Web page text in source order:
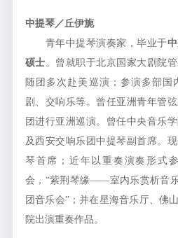
中提琴／丘伊旎
青年中提琴演奏家，毕业于
硕士 。曾就职于北京国家大剧院
随团多次赴美巡演；参演多部国
剧、交响乐等。曾任亚洲青年管
团进行亚洲巡演。曾任中央音乐
及西安交响乐团中提琴副首席。
琴首席；近年以重奏演奏形式
会，“紫荆琴缘——室内乐赏析音
团音乐会”；并在星海音乐厅、佛
院出演重奏作品。